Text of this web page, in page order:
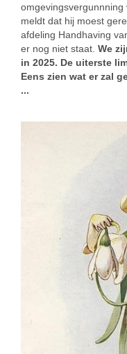
meldt dat hij moest
afdeling Handhaving
er nog niet staat. We
in 2025. De uiterste
Eens zien wat er zal
...